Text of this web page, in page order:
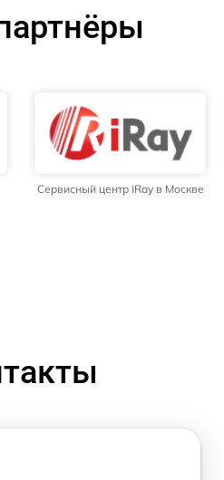
Сервисный центр iRay в Москве